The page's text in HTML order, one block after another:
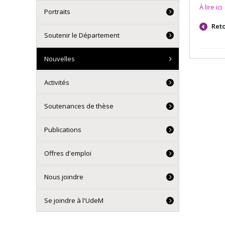
À lire ici
Portraits
Soutenir le Département
Nouvelles
Activités
Soutenances de thèse
Publications
Offres d'emploi
Nous joindre
Se joindre à l'UdeM